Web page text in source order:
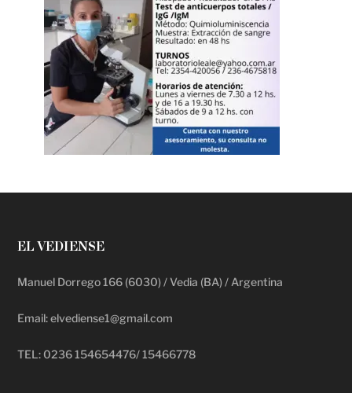
EL VEDIENSE
Manuel Dorrego 166 (6030) / Vedia (BA) / Argentina
Email: elvediense1@gmail.com
TEL: 0236 154654476/ 15466778